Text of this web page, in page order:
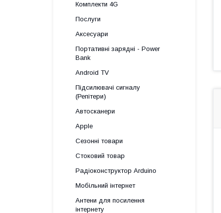
Комплекти 4G
Послуги
Аксесуари
Портативні зарядні - Power
Bank
Android TV
Підсилювачі сигналу
(Репітери)
Автосканери
Apple
Сезонні товари
Стоковий товар
Радіоконструктор Arduino
Мобільний інтернет
Антени для посилення
інтернету